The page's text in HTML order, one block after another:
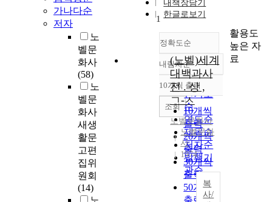
가나다순
저자
노
벨문
화사
(58)
노
벨문
화사
새생
활문
고편
집위
원회
(14)
내책장담기
한글로보기
정확도순
정확도
순
인기도
순
연도순
제목순
저자순
발행기
관순
내림차순
내림차순
10개씩 출력
10개씩
출력
20개씩
출력
30개씩
출력
50개씩
조회
1
(노벨)세계
대백과사
전 . 상 ,
ㄱ-ㅅ
노벨문화사
노벨문화
사
1974
복
사/
활용도
높은 자
료